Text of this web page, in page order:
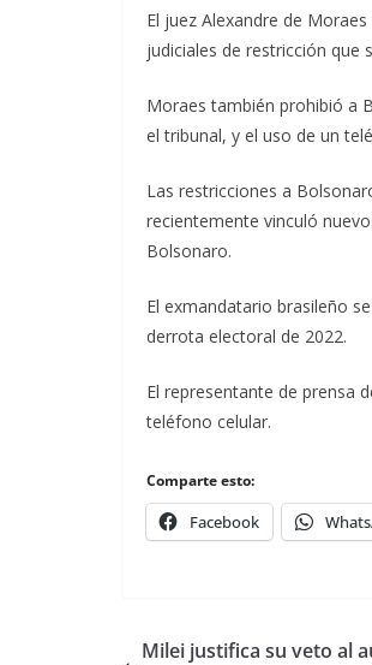
El juez Alexandre de
judiciales de restricción que
Moraes también prohibió a
el tribunal, y el uso de un
Las restricciones a
recientemente vinculó
Bolsonaro.
El exmandatario brasileño
derrota electoral de 2022.
El representante de prensa
teléfono celular.
Comparte esto:
Facebook
Milei justifica su veto al